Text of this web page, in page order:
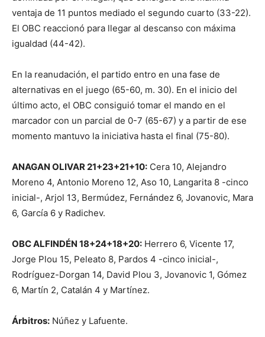
ventaja de 11 puntos mediado el segundo cuarto (33-22).
El OBC reaccionó para llegar al descanso con máxima
igualdad (44-42).
En la reanudación, el partido entro en una fase de
alternativas en el juego (65-60, m. 30). En el inicio del
último acto, el OBC consiguió tomar el mando en el
marcador con un parcial de 0-7 (65-67) y a partir de ese
momento mantuvo la iniciativa hasta el final (75-80).
ANAGAN OLIVAR 21+23+21+10: Cera 10, Alejandro
Moreno 4, Antonio Moreno 12, Aso 10, Langarita 8 -cinco
inicial-, Arjol 13, Bermúdez, Fernández 6, Jovanovic, Mara
6, García 6 y Radichev.
OBC ALFINDÉN 18+24+18+20: Herrero 6, Vicente 17,
Jorge Plou 15, Peleato 8, Pardos 4 -cinco inicial-,
Rodríguez-Dorgan 14, David Plou 3, Jovanovic 1, Gómez
6, Martín 2, Catalán 4 y Martínez.
Árbitros: Núñez y Lafuente.